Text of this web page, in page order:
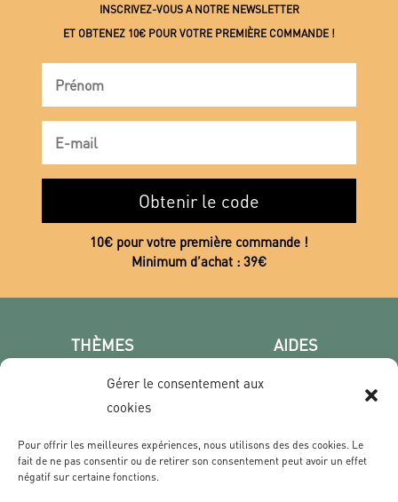
Gérer le consentement aux
cookies
Pour offrir les meilleures expériences, nous utilisons des des cookies. Le
fait de ne pas consentir ou de retirer son consentement peut avoir un effet
négatif sur certaine fonctions.
INSCRIVEZ-VOUS A NOTRE NEWSLETTER
ET OBTENEZ 10€ POUR VOTRE PREMIÈRE COMMANDE !
Obtenir le code
10€ pour votre première commande !
Minimum d’achat : 39€
THÈMES
Poster photo
Les villes
Film & Série
AIDES